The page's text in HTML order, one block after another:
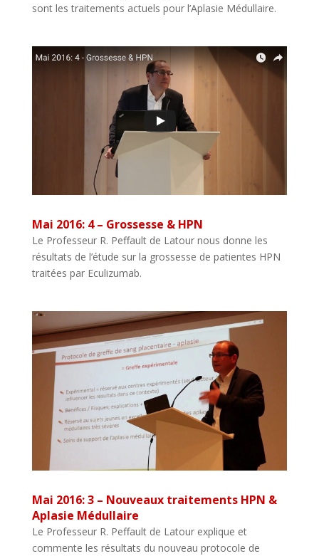
sont les traitements actuels pour l’Aplasie Médullaire.
Mai 2016: 4 – Grossesse & HPN
Le Professeur R. Peffault de Latour nous donne les
résultats de l’étude sur la grossesse de patientes HPN
traitées par Eculizumab.
Mai 2016: 3 – Nouveaux traitements HPN &
Aplasie Médullaire
Le Professeur R. Peffault de Latour explique et
commente les résultats du nouveau protocole de